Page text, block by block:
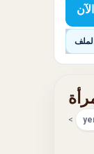
الملف
>